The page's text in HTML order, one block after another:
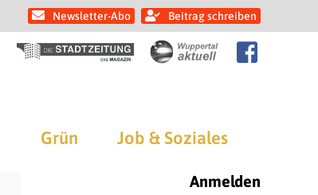
Newsletter-Abo Beitrag schreiben
Grün Job & Soziales
Anmelden